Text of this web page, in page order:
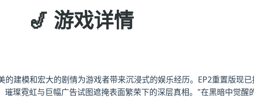
🎷 游戏详情
建模和宏大的剧情为游戏者带来沉浸式的娱乐经历。EP2重置版现已
璨霓虹与巨幅广告试图遮掩表面繁荣下的深层真相。"在黑暗中觉醒